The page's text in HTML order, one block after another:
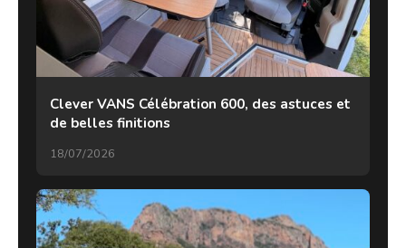
Clever VANS Célébration 600, des astuces et
de belles finitions
18/07/2026